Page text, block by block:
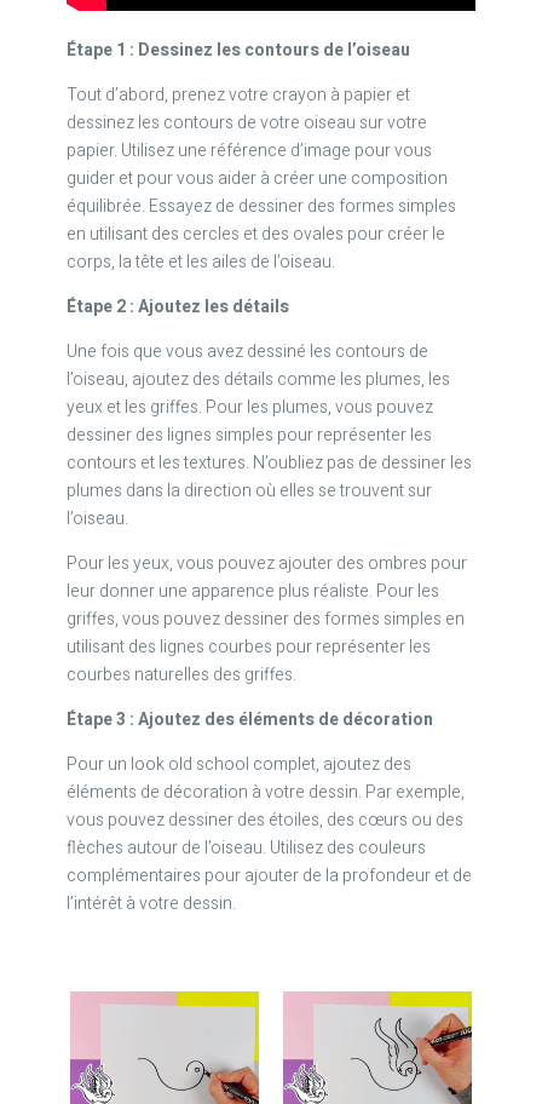
Étape 1 : Dessinez les contours de l’oiseau
Tout d’abord, prenez votre crayon à papier et
dessinez les contours de votre oiseau sur votre
papier. Utilisez une référence d’image pour vous
guider et pour vous aider à créer une composition
équilibrée. Essayez de dessiner des formes simples
en utilisant des cercles et des ovales pour créer le
corps, la tête et les ailes de l’oiseau.
Étape 2 : Ajoutez les détails
Une fois que vous avez dessiné les contours de
l’oiseau, ajoutez des détails comme les plumes, les
yeux et les griffes. Pour les plumes, vous pouvez
dessiner des lignes simples pour représenter les
contours et les textures. N’oubliez pas de dessiner les
plumes dans la direction où elles se trouvent sur
l’oiseau.
Pour les yeux, vous pouvez ajouter des ombres pour
leur donner une apparence plus réaliste. Pour les
griffes, vous pouvez dessiner des formes simples en
utilisant des lignes courbes pour représenter les
courbes naturelles des griffes.
Étape 3 : Ajoutez des éléments de décoration
Pour un look old school complet, ajoutez des
éléments de décoration à votre dessin. Par exemple,
vous pouvez dessiner des étoiles, des cœurs ou des
flèches autour de l’oiseau. Utilisez des couleurs
complémentaires pour ajouter de la profondeur et de
l’intérêt à votre dessin.